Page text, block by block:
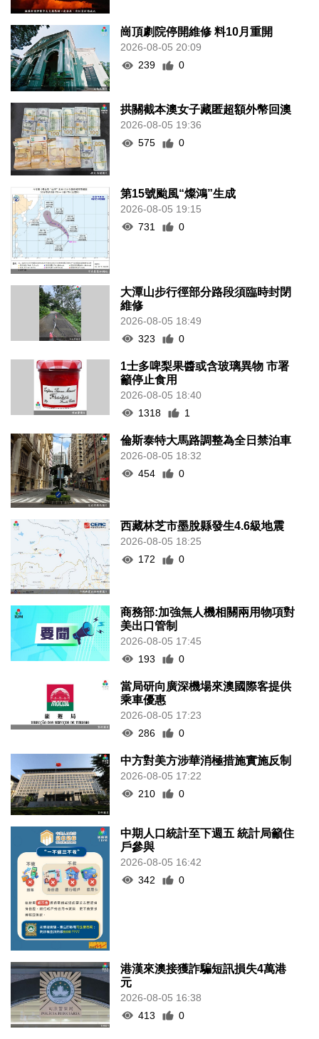
崗頂劇院停開維修 料10月重開
2026-08-05 20:09
239
0
拱關截本澳女子藏匿超額外幣回澳
2026-08-05 19:36
575
0
第15號颱風“燦鴻”生成
2026-08-05 19:15
731
0
大潭山步行徑部分路段須臨時封閉
維修
2026-08-05 18:49
323
0
1士多啤梨果醬或含玻璃異物 市署
籲停止食用
2026-08-05 18:40
1318
1
倫斯泰特大馬路調整為全日禁泊車
2026-08-05 18:32
454
0
西藏林芝市墨脫縣發生4.6級地震
2026-08-05 18:25
172
0
商務部:加強無人機相關兩用物項對
美出口管制
2026-08-05 17:45
193
0
當局研向廣深機場來澳國際客提供
乘車優惠
2026-08-05 17:23
286
0
中方對美方涉華消極措施實施反制
2026-08-05 17:22
210
0
中期人口統計至下週五 統計局籲住
戶參與
2026-08-05 16:42
342
0
港漢來澳接獲詐騙短訊損失4萬港
元
2026-08-05 16:38
413
0